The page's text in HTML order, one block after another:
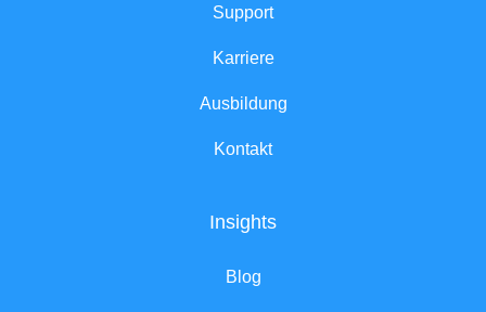
Support
Karriere
Ausbildung
Kontakt
Insights
Blog